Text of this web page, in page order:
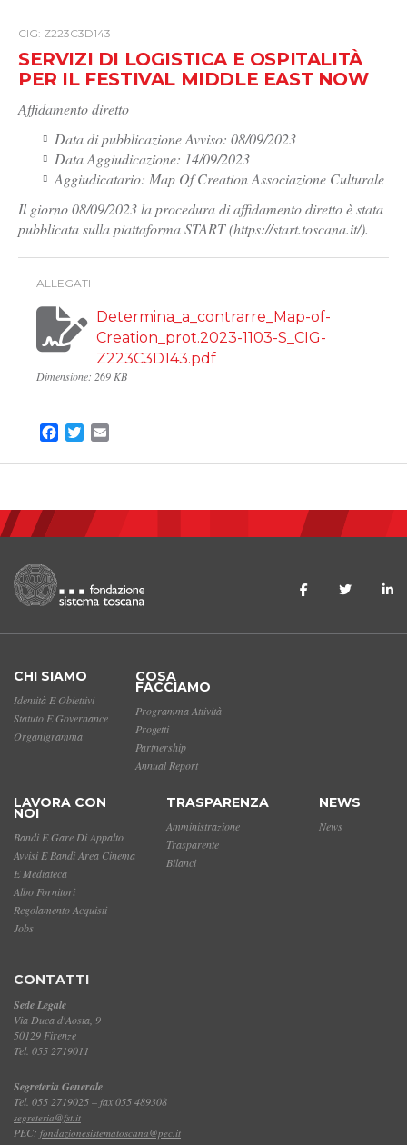
CIG: Z223C3D143
SERVIZI DI LOGISTICA E OSPITALITÀ
PER IL FESTIVAL MIDDLE EAST NOW
Affidamento diretto
Data di pubblicazione Avviso: 08/09/2023
Data Aggiudicazione: 14/09/2023
Aggiudicatario: Map Of Creation Associazione Culturale
Il giorno 08/09/2023 la procedura di affidamento diretto è stata
pubblicata sulla piattaforma START (https://start.toscana.it/).
ALLEGATI
Determina_a_contrarre_Map-of-
Creation_prot.2023-1103-S_CIG-
Z223C3D143.pdf
Dimensione: 269 KB
Facebook
Twitter
CHI SIAMO
Identità E Obiettivi
Statuto E Governance
Organigramma
COSA
FACCIAMO
Programma Attività
Progetti
Partnership
Annual Report
LAVORA CON
NOI
Bandi E Gare Di Appalto
Avvisi E Bandi Area Cinema
E Mediateca
Albo Fornitori
Regolamento Acquisti
Jobs
TRASPARENZA
Amministrazione
Trasparente
Bilanci
NEWS
News
CONTATTI
Sede Legale
Via Duca d'Aosta, 9
50129 Firenze
Tel. 055 2719011
Segreteria Generale
Tel. 055 2719025 – fax 055 489308
segreteria@fst.it
PEC: fondazionesistematoscana@pec.it